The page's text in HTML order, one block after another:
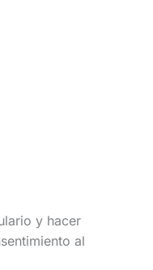
y hacer
al